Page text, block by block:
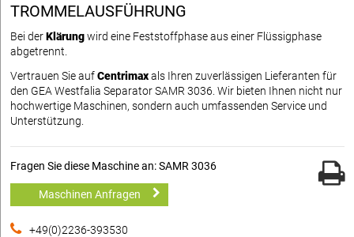
TROMMELAUSFÜHRUNG
Bei derKlärungwird eine Feststoffphase aus einer Flüssigphase
abgetrennt.
Vertrauen Sie aufCentrimaxals Ihren zuverlässigen Lieferanten für
den GEA Westfalia Separator SAMR 3036. Wir bieten Ihnen nicht nur
hochwertige Maschinen, sondern auch umfassenden Service und
Unterstützung.
Fragen Sie diese Maschine an: SAMR 3036
Maschinen Anfragen
+49(0)2236-393530